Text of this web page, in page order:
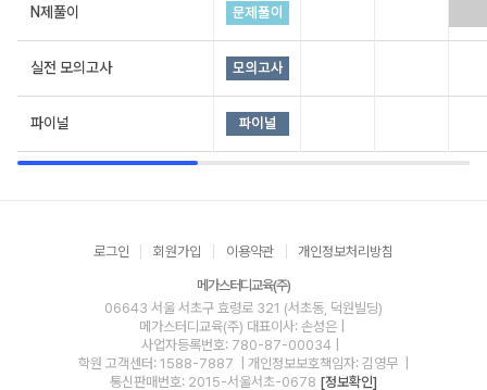
N제풀이
실전 모의고사
파이널
로그인 회원가입 이용약관 개인정보처리방침
메가스터디교육(주)
06643 서울 서초구 효령로 321 (서초동, 덕원빌딩)
메가스터디교육(주) 대표이사: 손성은 |
사업자등록번호: 780-87-00034
학원 고객센터: 1588-7887
| 개인정보보호책임자: 김영무
통신판매번호: 2015-서울서초-0678 [정보확인]